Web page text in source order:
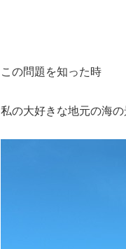
この問題を知った時
私の大好きな地元の海